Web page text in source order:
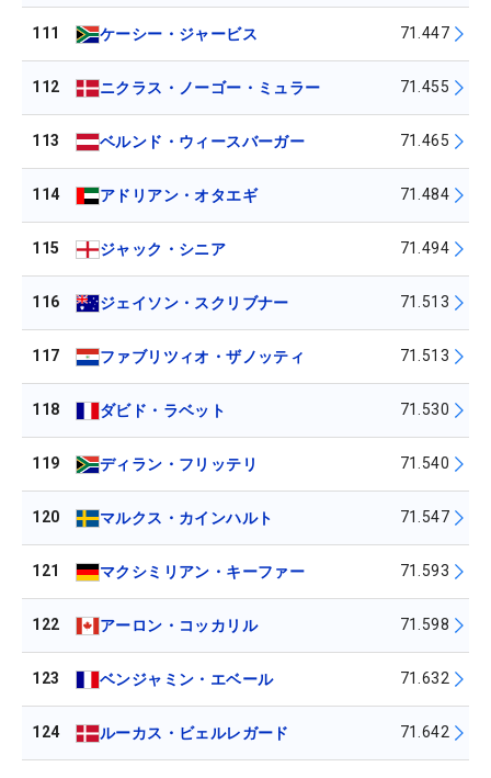
111 ケーシー・ジャービス 71.447
112 ニクラス・ノーゴー・ミュラー 71.455
113 ベルンド・ウィースバーガー 71.465
114 アドリアン・オタエギ 71.484
115 ジャック・シニア 71.494
116 ジェイソン・スクリブナー 71.513
117 ファブリツィオ・ザノッティ 71.513
118 ダビド・ラベット 71.530
119 ディラン・フリッテリ 71.540
120 マルクス・カインハルト 71.547
121 マクシミリアン・キーファー 71.593
122 アーロン・コッカリル 71.598
123 ベンジャミン・エベール 71.632
124 ルーカス・ビェルレガード 71.642